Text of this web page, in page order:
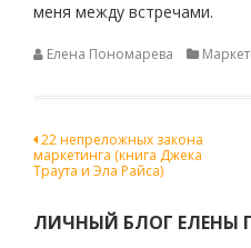
меня между встречами.
Елена Пономарева
Навигация
по
записям
22 непреложных закона
маркетинга (книга Джека
Траута и Эла Райса)
ЛИЧНЫЙ БЛОГ ЕЛЕНЫ